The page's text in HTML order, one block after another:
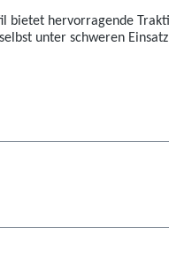
bietet hervorragende
unter schweren